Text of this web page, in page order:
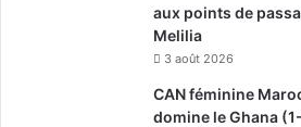
aux points de
Melilia
3 août 2026
CAN féminine
domine le Ghana